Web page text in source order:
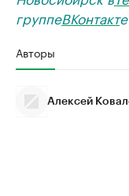
группеВКонтакте
Авторы
Алексей